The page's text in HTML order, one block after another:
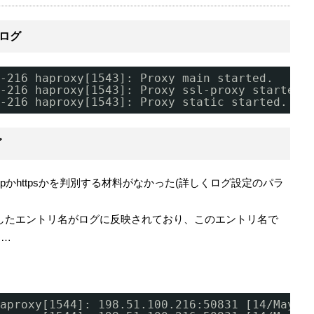
グ
haproxy[1543]: Proxy main started.
216 haproxy[1543]: Proxy ssl-proxy started.
216 haproxy[1543]: Proxy static started.
httpsかを判別する材料がなかった(詳しくログ設定のパラ
エントリ名がログに反映されており、このエントリ名で
…
198.51.100.216:50831 [14/May/